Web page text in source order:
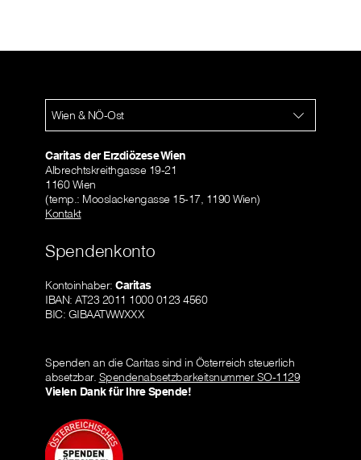
Wien & NÖ-Ost
Caritas der Erzdiözese Wien
Albrechtskreithgasse 19-21
1160 Wien
(temp.: Mooslackengasse 15-17, 1190 Wien)
Kontakt
Spendenkonto
Kontoinhaber: Caritas
IBAN: AT23 2011 1000 0123 4560
BIC: GIBAATWWXXX
Spenden an die Caritas sind in Österreich steuerlich
absetzbar. Spendenabsetzbarkeitsnummer SO-1129
Vielen Dank für Ihre Spende!